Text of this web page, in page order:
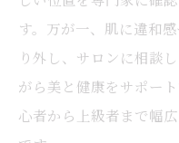
す。万が一、肌に違和
り外し、サロンに相談
がら美と健康をサポー
心者から上級者まで幅